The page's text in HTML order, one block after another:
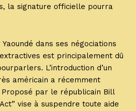
la signature officielle pourra
dans ses négociations
est principalement dû
L’introduction d’un
américain a récemment
par le républicain Bill
vise à suspendre toute aide